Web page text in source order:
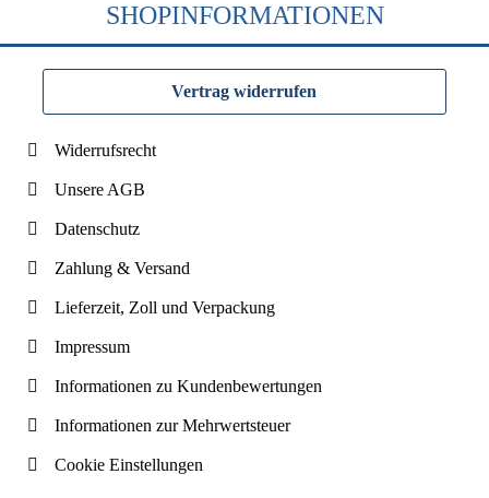
SHOPINFORMATIONEN
Vertrag widerrufen
Widerrufsrecht
Unsere AGB
Datenschutz
Zahlung & Versand
Lieferzeit, Zoll und Verpackung
Impressum
Informationen zu Kundenbewertungen
Informationen zur Mehrwertsteuer
Cookie Einstellungen